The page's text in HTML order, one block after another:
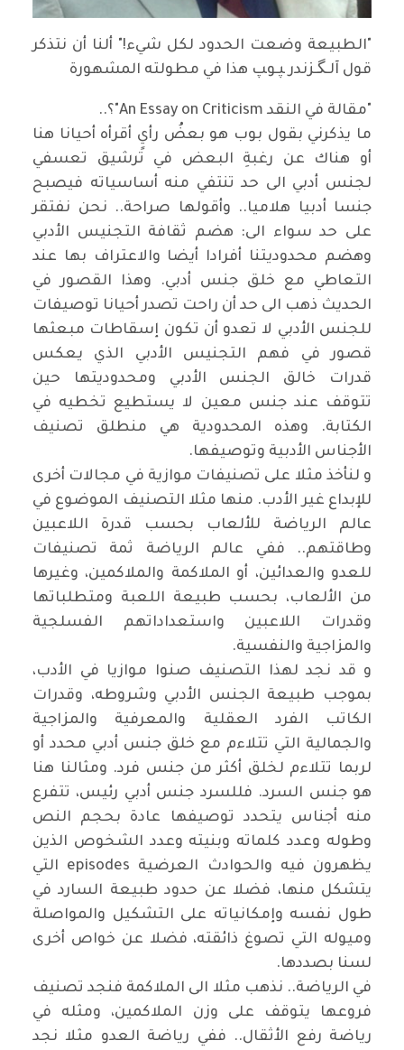
"الطبيعة وضعت الحدود لكل شيء!" ألنا أن نتذكر
قول آلـﮕـزندر ﭙـوﭗ هذا في مطولته المشهورة
"مقالة في النقد An Essay on Criticism"؟..
ما يذكرني بقول بوب هو بعضُ رأيٍ أقرأه أحيانا هنا
أو هناك عن رغبةِ البعض في ترشيق تعسفي
لجنس أدبي الى حد تنتفي منه أساسياته فيصبح
جنسا أدبيا هلاميا.. وأقولها صراحة.. نحن نفتقر
على حد سواء الى: هضم ثقافة التجنيس الأدبي
وهضم محدوديتنا أفرادا أيضا والاعتراف بها عند
التعاطي مع خلق جنس أدبي. وهذا القصور في
الحديث ذهب الى حد أن راحت تصدر أحيانا توصيفات
للجنس الأدبي لا تعدو أن تكون إسقاطات مبعثها
قصور في فهم التجنيس الأدبي الذي يعكس
قدرات خالق الجنس الأدبي ومحدوديتها حين
تتوقف عند جنس معين لا يستطيع تخطيه في
الكتابة. وهذه المحدودية هي منطلق تصنيف
الأجناس الأدبية وتوصيفها.
و لنأخذ مثلا على تصنيفات موازية في مجالات أخرى
للإبداع غير الأدب. منها مثلا التصنيف الموضوع في
عالم الرياضة للألعاب بحسب قدرة اللاعبين
وطاقتهم.. ففي عالم الرياضة ثمة تصنيفات
للعدو والعدائين، أو الملاكمة والملاكمين، وغيرها
من الألعاب، بحسب طبيعة اللعبة ومتطلباتها
وقدرات اللاعبين واستعداداتهم الفسلجية
والمزاجية والنفسية.
و قد نجد لهذا التصنيف صنوا موازيا في الأدب،
بموجب طبيعة الجنس الأدبي وشروطه، وقدرات
الكاتب الفرد العقلية والمعرفية والمزاجية
والجمالية التي تتلاءم مع خلق جنس أدبي محدد أو
لربما تتلاءم لخلق أكثر من جنس فرد. ومثالنا هنا
هو جنس السرد. فللسرد جنس أدبي رئيس، تتفرع
منه أجناس يتحدد توصيفها عادة بحجم النص
وطوله وعدد كلماته وبنيته وعدد الشخوص الذين
يظهرون فيه والحوادث العرضية episodes التي
يتشكل منها، فضلا عن حدود طبيعة السارد في
طول نفسه وإمكانياته على التشكيل والمواصلة
وميوله التي تصوغ ذائقته، فضلا عن خواص أخرى
لسنا بصددها.
في الرياضة.. نذهب مثلا الى الملاكمة فنجد تصنيف
فروعها يتوقف على وزن الملاكمين، ومثله في
رياضة رفع الأثقال.. ففي رياضة العدو مثلا نجد